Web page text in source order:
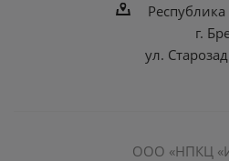
г.
ул.
ООО «НПКЦ